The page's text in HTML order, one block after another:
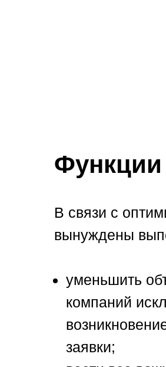
Функции
В связи с
вынуждены
уменьшить
компаний
заявки;